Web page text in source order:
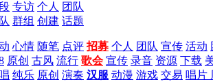
专访 个人 团队
群组 创建 话题
心情 随笔 点评 招募 个人 团队 宣传 活动
原创 古风 流行 歌会 宣传 录音 资源 下载
纯乐 原创 演奏 汉服 动漫 游戏 交易 唱片